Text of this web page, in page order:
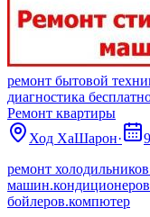
ремонт бытовой
диагностика
Ремонт квартиры
Ход ХаШарон·
ремонт
бойлеров.компютер